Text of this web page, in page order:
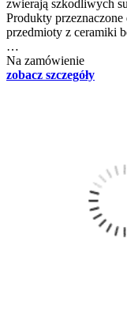
zwierają szkodliwych
Produkty
przedmioty z ceramiki
…
Na zamówienie
zobacz szczegóły